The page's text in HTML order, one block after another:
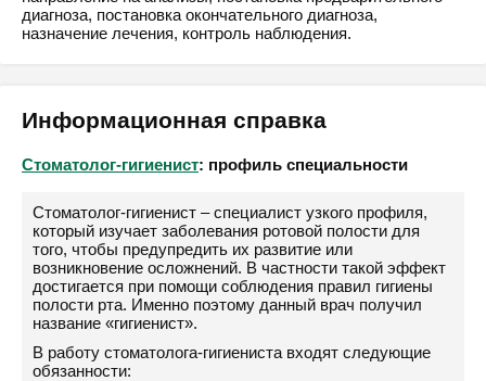
диагноза, постановка окончательного диагноза,
назначение лечения, контроль наблюдения.
Информационная справка
Стоматолог-гигиенист: профиль специальности
Стоматолог-гигиенист – специалист узкого профиля,
который изучает заболевания ротовой полости для
того, чтобы предупредить их развитие или
возникновение осложнений. В частности такой эффект
достигается при помощи соблюдения правил гигиены
полости рта. Именно поэтому данный врач получил
название «гигиенист».
В работу стоматолога-гигиениста входят следующие
обязанности: